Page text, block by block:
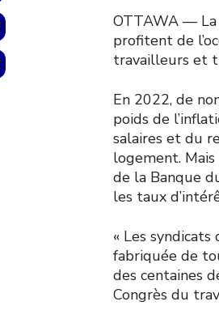
OTTAWA — La
profitent de
travailleurs et
En 2022, de
poids de
salaires et du
logement.
de la Banque
les taux
« Les
fabriquée de
des centaines
Congrès du